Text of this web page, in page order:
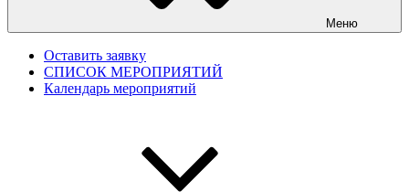
Меню
Оставить заявку
СПИСОК МЕРОПРИЯТИЙ
Календарь мероприятий